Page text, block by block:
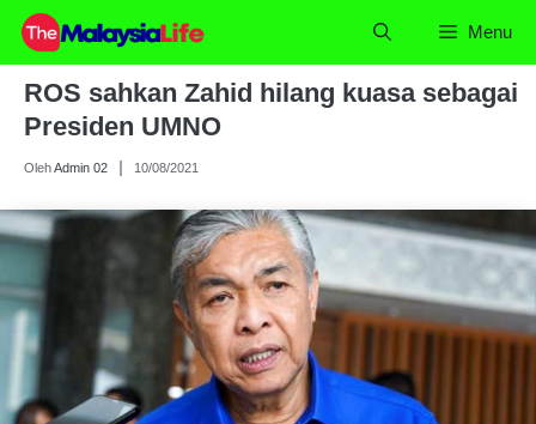
Skip
content
Menu
ROS sahkan Zahid hilang kuasa sebagai
Presiden UMNO
OlehAdmin 02 10/08/2021